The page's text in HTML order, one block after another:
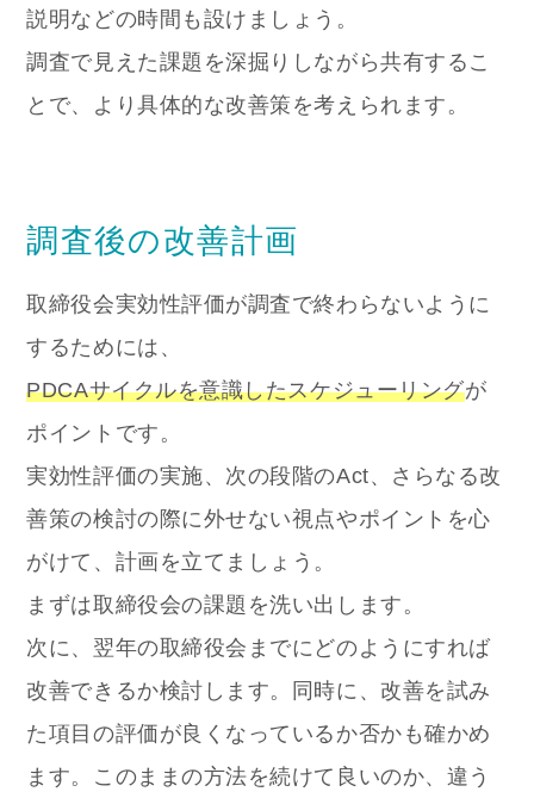
説明などの時間も設けましょう。
調査で見えた課題を深掘りしながら共有するこ
とで、より具体的な改善策を考えられます。
調査後の改善計画
取締役会実効性評価が調査で終わらないように
するためには、
PDCAサイクルを意識したスケジューリングが
ポイントです。
実効性評価の実施、次の段階のAct、さらなる改
善策の検討の際に外せない視点やポイントを心
がけて、計画を立てましょう。
まずは取締役会の課題を洗い出します。
次に、翌年の取締役会までにどのようにすれば
改善できるか検討します。同時に、改善を試み
た項目の評価が良くなっているか否かも確かめ
ます。このままの方法を続けて良いのか、違う